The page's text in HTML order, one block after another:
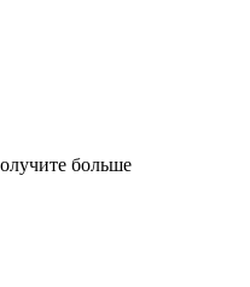
больше